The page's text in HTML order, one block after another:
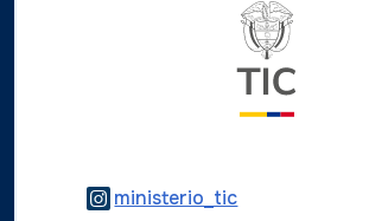
ministerio_ticLogo Instagram